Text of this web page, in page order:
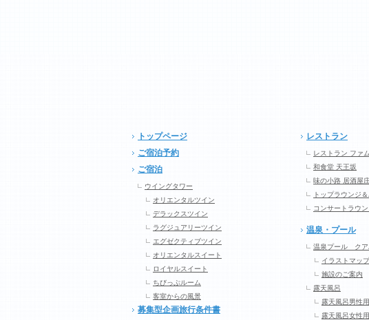
トップページ
ご宿泊予約
ご宿泊
ウイングタワー
オリエンタルツイン
デラックスツイン
ラグジュアリーツイン
エグゼクティブツイン
オリエンタルスイート
ロイヤルスイート
ちびっぷルーム
客室からの風景
募集型企画旅行条件書
レストラン
レストラン ファ
和食堂 天王坂
味の小路 居酒屋
トップラウンジ
コンサートラウ
温泉・プール
温泉プール クア
イラストマップ
施設のご案内
露天風呂
露天風呂男性用
露天風呂女性用